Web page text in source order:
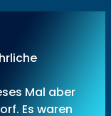
Mal aber
Es waren